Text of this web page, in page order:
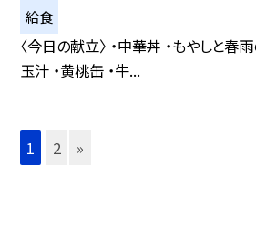
給食
〈今日の献立〉 ・中華丼 ・もやしと春
玉汁 ・黄桃缶 ・牛...
1 2 »